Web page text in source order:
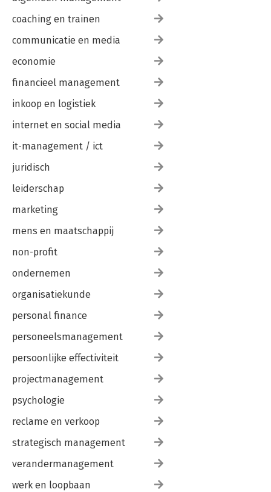
coaching en trainen
communicatie en media
economie
financieel management
inkoop en logistiek
internet en social media
it-management / ict
juridisch
leiderschap
marketing
mens en maatschappij
non-profit
ondernemen
organisatiekunde
personal finance
personeelsmanagement
persoonlijke effectiviteit
projectmanagement
psychologie
reclame en verkoop
strategisch management
verandermanagement
werk en loopbaan